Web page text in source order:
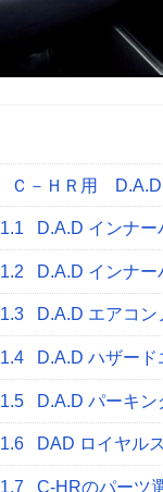
Ｃ－ＨＲ用 D.A.D
1.1 D.A.D インナ
1.2 D.A.D インナ
1.3 D.A.D エアコン
1.4 D.A.D ハザード
1.5 D.A.D パーキ
1.6 DAD ロイヤル
1.7 C-HRのパーツ